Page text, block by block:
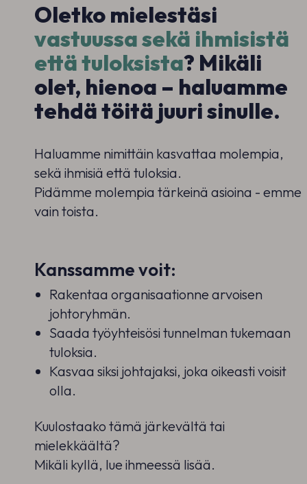
Oletko mielestäsi
vastuussa sekä ihmisistä
että tuloksista? Mikäli
olet, hienoa – haluamme
tehdä töitä juuri sinulle.
Haluamme nimittäin kasvattaa molempia,
sekä ihmisiä että tuloksia.
Pidämme molempia tärkeinä asioina - emme
vain toista.
Kanssamme voit:
Rakentaa organisaationne arvoisen
johtoryhmän.
Saada työyhteisösi tunnelman tukemaan
tuloksia.
Kasvaa siksi johtajaksi, joka oikeasti voisit
olla.
Kuulostaako tämä järkevältä tai
mielekkäältä?
Mikäli kyllä, lue ihmeessä lisää.